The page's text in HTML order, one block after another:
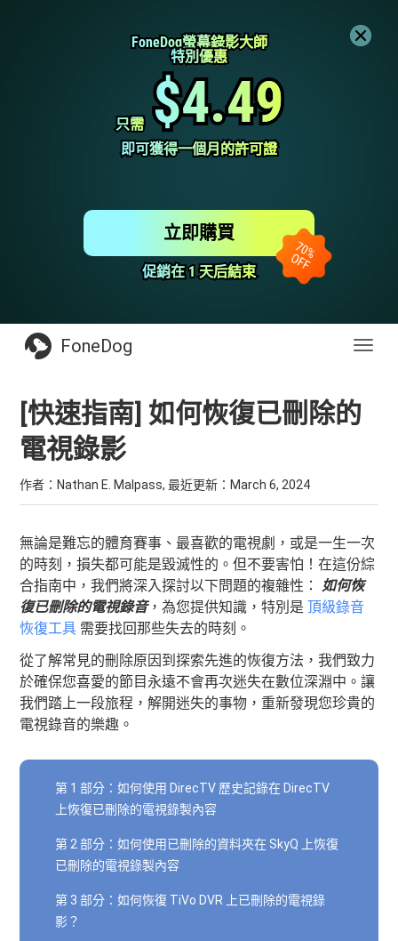
FoneDog螢幕錄影大師
FoneDog螢幕錄影大師
特別優惠
特別優惠
只需
只需 $4.49
$4.49
即可獲得一個月的許可證
即可獲得一個月的許可證
促銷在 1 天后結束
促銷在 1 天后結束
立即購買
FoneDog
[快速指南] 如何恢復已刪除的
電視錄影
作者：Nathan E. Malpass, 最近更新： March 6, 2024
無論是難忘的體育賽事、最喜歡的電視劇，或是一生一次
的時刻，損失都可能是毀滅性的。但不要害怕！在這份綜
合指南中，我們將深入探討以下問題的複雜性：如何恢
復已刪除的電視錄音，為您提供知識，特別是頂級錄音
恢復工具 需要找回那些失去的時刻。
從了解常見的刪除原因到探索先進的恢復方法，我們致力
於確保您喜愛的節目永遠不會再次迷失在數位深淵中。讓
我們踏上一段旅程，解開迷失的事物，重新發現您珍貴的
電視錄音的樂趣。
第 1 部分：如何使用 DirecTV 歷史記錄在 DirecTV
上恢復已刪除的電視錄製內容
第 2 部分：如何使用已刪除的資料夾在 SkyQ 上恢復
已刪除的電視錄製內容
第 3 部分：如何恢復 TiVo DVR 上已刪除的電視錄
影？